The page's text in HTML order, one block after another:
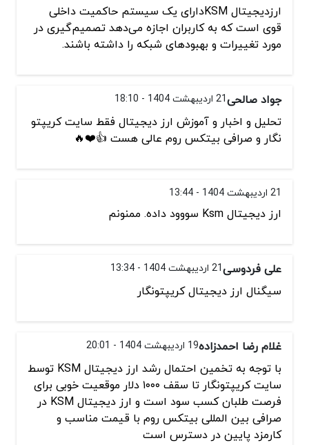
ارزدیجیتال KSMدارای یک سیستم حاکمیت داخلی
قوی است که به کاربران اجازه می‌دهد تصمیم‌گیری در
مورد تغییرات و بهبودهای شبکه را داشته باشند.
جواد صالحی21 اردیبهشت 1404 - 18:10
تحلیل و اخبار و آموزش ارز دیجیتال فقط سایت کریپتو
نگار و صرافی بیتکس روم عالی هست 👍❤️🔥
21 اردیبهشت 1404 - 13:44
ارز دیجیتال Ksm سووود داده. ممنونم
علی فردوسی21 اردیبهشت 1404 - 13:34
سیگنال ارز دیجیتال کریپتونگار
غلام رضا احمدزاده19 اردیبهشت 1404 - 20:01
با توجه به تخمین احتمال رشد ارز دیجیتال KSM توسط
سایت کریپتونگار تا سقف ۱۰۰۰ دلار موقعیت خوبی برای
فرصت طلبان کسب سود است و ارز دیجیتال KSM در
صرافی بین المللی بیتکس روم با قیمت مناسب و
کارمزد پایین در دسترس است